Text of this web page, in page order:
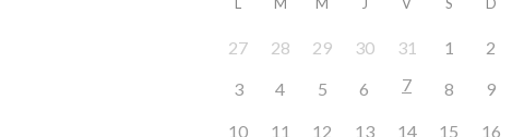
L M M J V S D
27 28 29 30 31 1 2
3 4 5 6 7 8 9
10 11 12 13 14 15 16